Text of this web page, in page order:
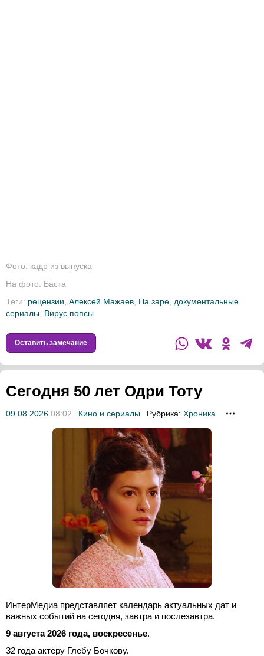
Фото: кадр из выпуска
На фото: Баста
Теги: рецензии Алексей Мажаев На заре документальные
сериалы Вирус попсы
Оставить замечание
Сегодня 50 лет Одри Тоту
09.08.2026 08:02 Кино и сериалы Рубрика: Хроника
ИнтерМедиа представляет календарь актуальных дат и
важных событий на сегодня, завтра и послезавтра.
9 августа 2026 года, воскресенье.
32 года актёру Глебу Бочкову.